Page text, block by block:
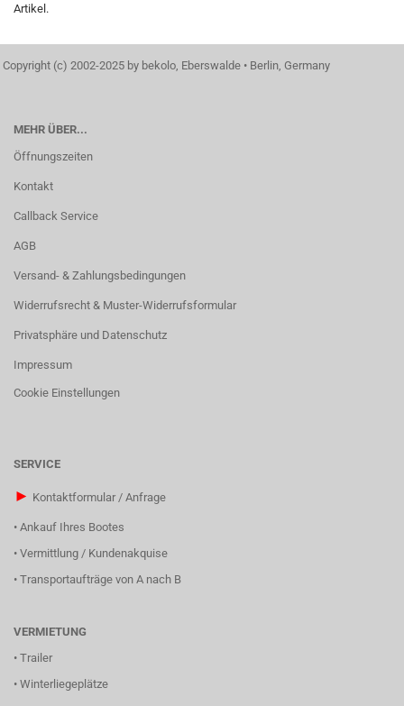
Artikel.
Copyright (c) 2002-2025 by bekolo, Eberswalde • Berlin, Germany
MEHR ÜBER...
Öffnungszeiten
Kontakt
Callback Service
AGB
Versand- & Zahlungsbedingungen
Widerrufsrecht & Muster-Widerrufsformular
Privatsphäre und Datenschutz
Impressum
Cookie Einstellungen
SERVICE
► Kontaktformular / Anfrage
• Ankauf Ihres Bootes
• Vermittlung / Kundenakquise
• Transportaufträge von A nach B
VERMIETUNG
• Trailer
• Winterliegeplätze